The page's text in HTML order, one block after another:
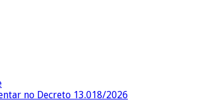
no Decreto 13.018/2026